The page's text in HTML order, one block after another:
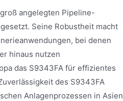
angelegten Pipeline-
Seine Robustheit macht
bei denen
hinaus nutzen
das S9343FA für effizientes
des S9343FA
Anlagenprozessen in Asien